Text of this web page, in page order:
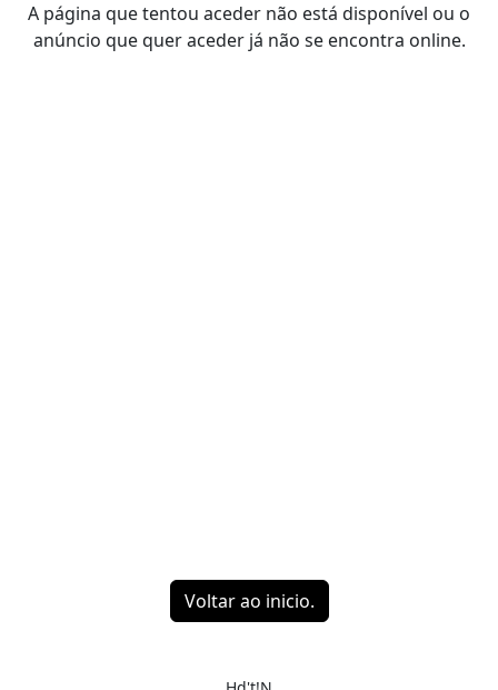
A página que tentou aceder não está disponível ou o
anúncio que quer aceder já não se encontra online.
Voltar ao inicio.